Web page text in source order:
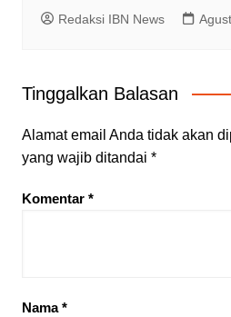
Redaksi IBN News
Tinggalkan Balasan
Alamat email Anda tidak akan
yang wajib ditandai *
Komentar *
Nama*